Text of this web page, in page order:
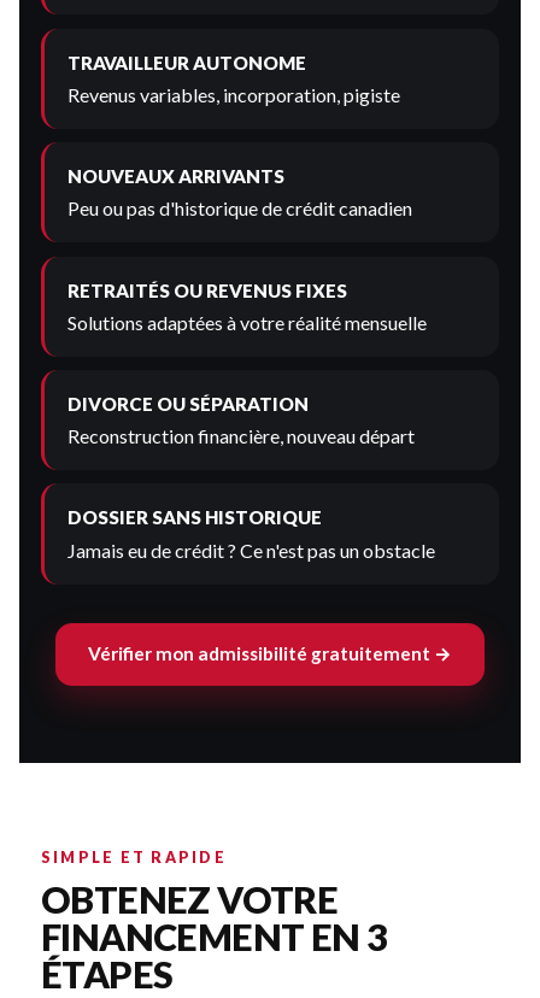
TRAVAILLEUR AUTONOME
Revenus variables, incorporation, pigiste
NOUVEAUX ARRIVANTS
Peu ou pas d'historique de crédit canadien
RETRAITÉS OU REVENUS FIXES
Solutions adaptées à votre réalité mensuelle
DIVORCE OU SÉPARATION
Reconstruction financière, nouveau départ
DOSSIER SANS HISTORIQUE
Jamais eu de crédit ? Ce n'est pas un obstacle
Vérifier mon admissibilité gratuitement →
SIMPLE ET RAPIDE
OBTENEZ VOTRE
FINANCEMENT EN 3
ÉTAPES